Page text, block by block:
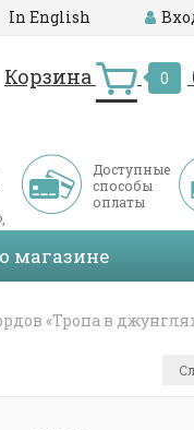
In English
Корзина 0
Доступные
способы
оплаты
магазине
«Тропа в